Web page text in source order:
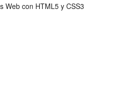
Web con HTML5 y CSS3